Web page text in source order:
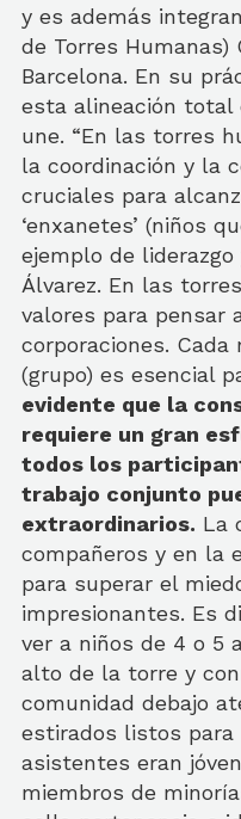
y es además
de Torres Humanas)
Barcelona. En su
esta alineación total
une. “En las torres
la coordinación y la
cruciales para
‘enxanetes’ (niños
ejemplo de liderazgo
Álvarez. En las
valores para pensar
corporaciones. Cada
(grupo) es esencial
evidente que la
requiere un gran
todos los
trabajo conjunto
extraordinarios. La
compañeros y en la
para superar el
impresionantes. Es
ver a niños de 4 o 5
alto de la torre y
comunidad debajo
estirados listos para
asistentes eran
miembros de